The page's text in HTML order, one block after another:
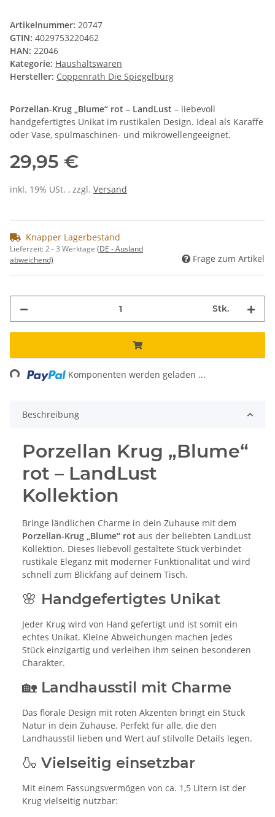
Artikelnummer: 20747
GTIN: 4029753220462
HAN: 22046
Kategorie: Haushaltswaren
Hersteller: Coppenrath Die Spiegelburg
Porzellan-Krug „Blume“ rot – LandLust – liebevoll
handgefertigtes Unikat im rustikalen Design. Ideal als Karaffe
oder Vase, spülmaschinen- und mikrowellengeeignet.
29,95 €
inkl. 19% USt. , zzgl. Versand
Knapper Lagerbestand
Lieferzeit:2 - 3 Werktage (DE - Ausland
abweichend)
Frage zum Artikel
Stk.
Komponenten werden geladen ...
Beschreibung
Porzellan Krug „Blume“
rot – LandLust
Kollektion
Bringe ländlichen Charme in dein Zuhause mit dem
Porzellan-Krug „Blume“ rot aus der beliebten LandLust
Kollektion. Dieses liebevoll gestaltete Stück verbindet
rustikale Eleganz mit moderner Funktionalität und wird
schnell zum Blickfang auf deinem Tisch.
🌸 Handgefertigtes Unikat
Jeder Krug wird von Hand gefertigt und ist somit ein
echtes Unikat. Kleine Abweichungen machen jedes
Stück einzigartig und verleihen ihm seinen besonderen
Charakter.
🏡 Landhausstil mit Charme
Das florale Design mit roten Akzenten bringt ein Stück
Natur in dein Zuhause. Perfekt für alle, die den
Landhausstil lieben und Wert auf stilvolle Details legen.
🍶 Vielseitig einsetzbar
Mit einem Fassungsvermögen von ca. 1,5 Litern ist der
Krug vielseitig nutzbar: